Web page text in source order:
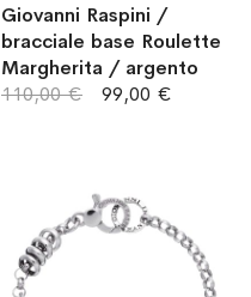
Giovanni Raspini /
bracciale base Roulette
Margherita / argento
99,00 €
110,00 €